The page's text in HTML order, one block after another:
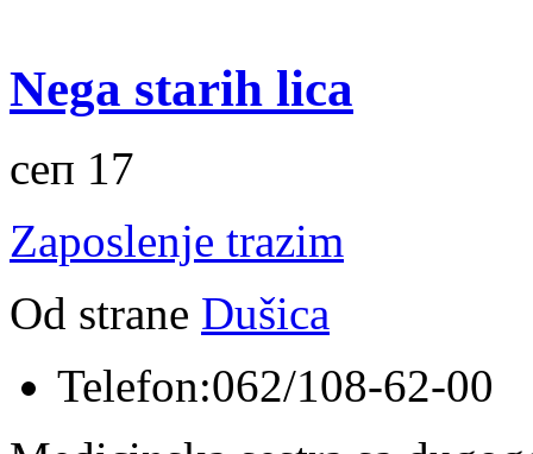
Nega starih lica
сеп 17
Zaposlenje trazim
Od strane Dušica
Telefon:062/108-62-00